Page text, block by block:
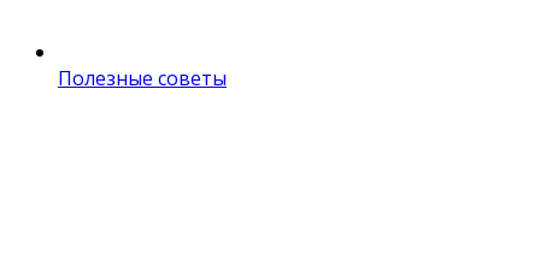
Полезные советы